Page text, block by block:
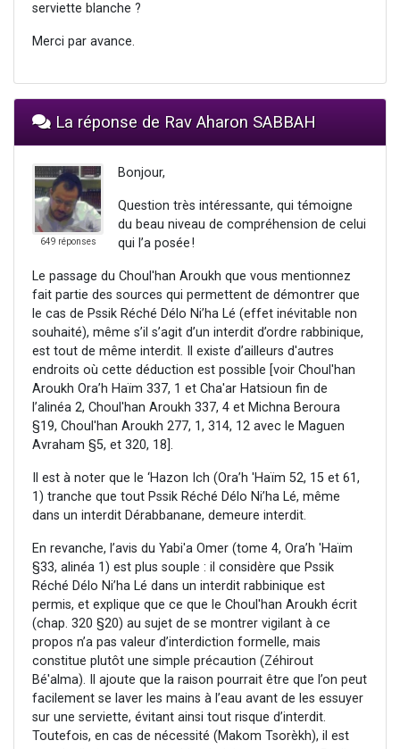
serviette blanche ?
Merci par avance.
La réponse de Rav Aharon SABBAH
649 réponses
Bonjour,
Question très intéressante, qui témoigne
du beau niveau de compréhension de celui
qui l’a posée !
Le passage du Choul'han Aroukh que vous mentionnez
fait partie des sources qui permettent de démontrer que
le cas de Pssik Réché Délo Ni’ha Lé (effet inévitable non
souhaité), même s’il s’agit d’un interdit d’ordre rabbinique,
est tout de même interdit. Il existe d’ailleurs d'autres
endroits où cette déduction est possible [voir Choul'han
Aroukh Ora’h Haïm 337, 1 et Cha'ar Hatsioun fin de
l’alinéa 2, Choul'han Aroukh 337, 4 et Michna Beroura
§19, Choul'han Aroukh 277, 1, 314, 12 avec le Maguen
Avraham §5, et 320, 18].
Il est à noter que le ‘Hazon Ich (Ora’h 'Haïm 52, 15 et 61,
1) tranche que tout Pssik Réché Délo Ni’ha Lé, même
dans un interdit Dérabbanane, demeure interdit.
En revanche, l’avis du Yabi'a Omer (tome 4, Ora’h 'Haïm
§33, alinéa 1) est plus souple : il considère que Pssik
Réché Délo Ni’ha Lé dans un interdit rabbinique est
permis, et explique que ce que le Choul'han Aroukh écrit
(chap. 320 §20) au sujet de se montrer vigilant à ce
propos n’a pas valeur d’interdiction formelle, mais
constitue plutôt une simple précaution (Zéhirout
Bé'alma). Il ajoute que la raison pourrait être que l’on peut
facilement se laver les mains à l’eau avant de les essuyer
sur une serviette, évitant ainsi tout risque d’interdit.
Toutefois, en cas de nécessité (Makom Tsorèkh), il est